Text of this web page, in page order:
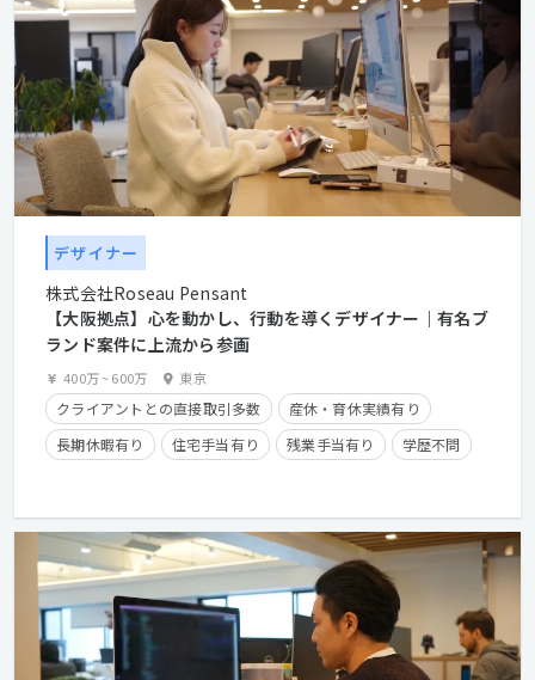
デザイナー
株式会社Roseau Pensant
【大阪拠点】心を動かし、行動を導くデザイナー｜有名ブ
ランド案件に上流から参画
400万~600万 東京
クライアントとの直接取引多数
産休・育休実績有り
長期休暇有り
住宅手当有り 残業手当有り
学歴不問